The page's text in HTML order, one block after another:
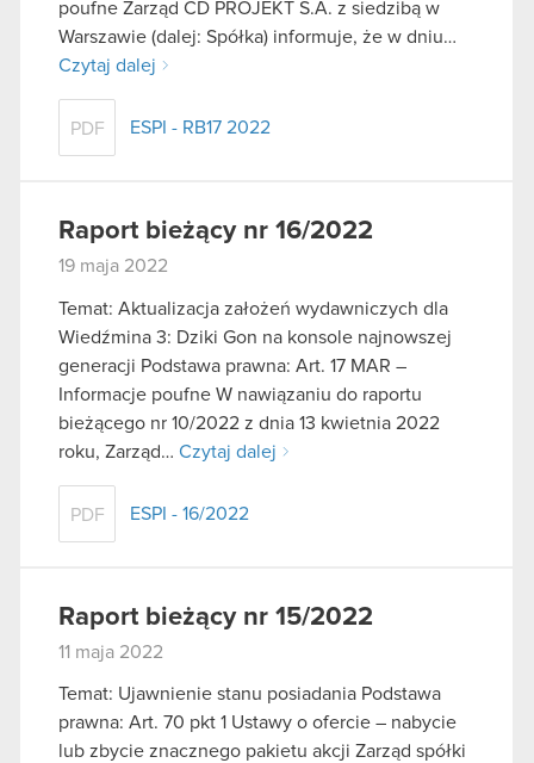
poufne Zarząd CD PROJEKT S.A. z siedzibą w
Warszawie (dalej: Spółka) informuje, że w dniu…
Czytaj dalej
PDF ESPI - RB17 2022
Raport bieżący nr 16/2022
19 maja 2022
Temat: Aktualizacja założeń wydawniczych dla
Wiedźmina 3: Dziki Gon na konsole najnowszej
generacji Podstawa prawna: Art. 17 MAR –
Informacje poufne W nawiązaniu do raportu
bieżącego nr 10/2022 z dnia 13 kwietnia 2022
roku, Zarząd… Czytaj dalej
PDF ESPI - 16/2022
Raport bieżący nr 15/2022
11 maja 2022
Temat: Ujawnienie stanu posiadania Podstawa
prawna: Art. 70 pkt 1 Ustawy o ofercie – nabycie
lub zbycie znacznego pakietu akcji Zarząd spółki